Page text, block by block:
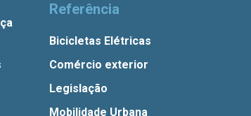
Referência
Bicicletas Elétricas
Comércio exterior
Legislação
Mobilidade Urbana